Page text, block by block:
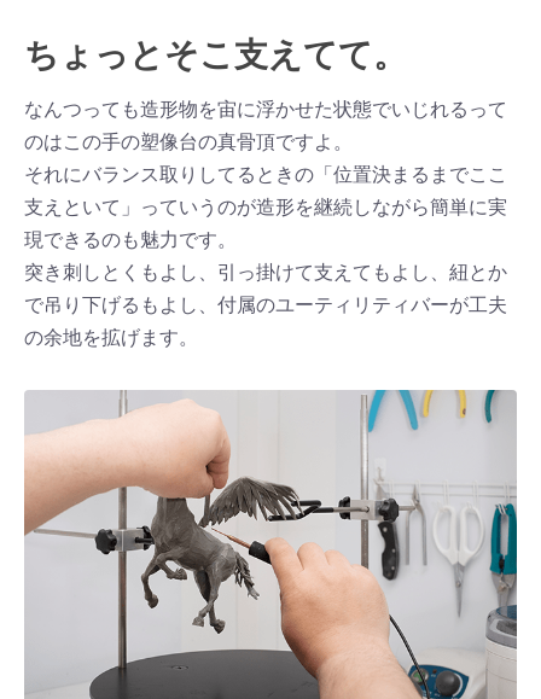
ちょっとそこ支えてて。
なんつっても造形物を宙に浮かせた状態でいじれるって
のはこの手の塑像台の真骨頂ですよ。
それにバランス取りしてるときの「位置決まるまでここ
支えといて」っていうのが造形を継続しながら簡単に実
現できるのも魅力です。
突き刺しとくもよし、引っ掛けて支えてもよし、紐とか
で吊り下げるもよし、付属のユーティリティバーが工夫
の余地を拡げます。